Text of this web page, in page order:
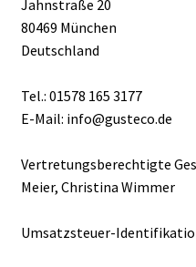
Impressum
Jahnstraße 20
80469 München
Deutschland
Tel.: 01578 165 3177
E-Mail: info@gusteco.de
Vertretungsberechtigte
Meier, Christina Wimmer
Umsatzsteuer-